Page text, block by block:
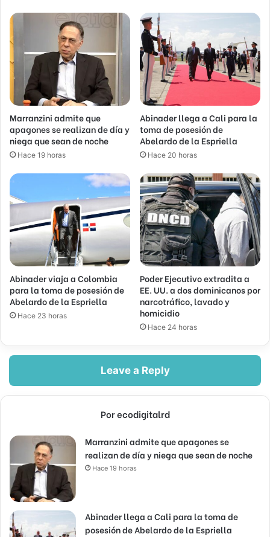
Marranzini admite que
apagones se realizan de día y
niega que sean de noche
Hace 19 horas
Abinader llega a Cali para la
toma de posesión de
Abelardo de la Espriella
Hace 20 horas
Abinader viaja a Colombia
para la toma de posesión de
Abelardo de la Espriella
Hace 23 horas
Poder Ejecutivo extradita a
EE. UU. a dos dominicanos por
narcotráfico, lavado y
homicidio
Hace 24 horas
Leave a Reply
Por ecodigitalrd
Marranzini admite que apagones se
realizan de día y niega que sean de noche
Hace 19 horas
Abinader llega a Cali para la toma de
posesión de Abelardo de la Espriella